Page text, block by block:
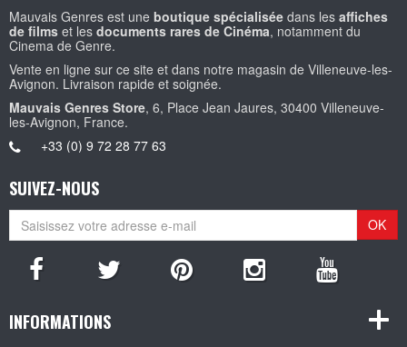
Mauvais Genres est une boutique spécialisée dans les affiches
de films et les documents rares de Cinéma, notamment du
Cinema de Genre.
Vente en ligne sur ce site et dans notre magasin de Villeneuve-les-
Avignon. Livraison rapide et soignée.
Mauvais Genres Store, 6, Place Jean Jaures, 30400 Villeneuve-
les-Avignon, France.
+33 (0) 9 72 28 77 63
SUIVEZ-NOUS
OK
INFORMATIONS